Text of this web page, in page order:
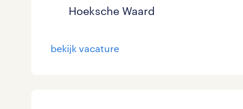
Hoeksche Waard
bekijk vacature